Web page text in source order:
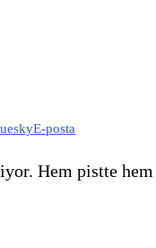
E-posta
Hem pistte